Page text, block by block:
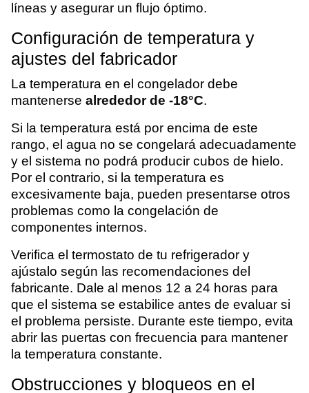
líneas y asegurar un flujo óptimo.
Configuración de temperatura y
ajustes del fabricador
La temperatura en el congelador debe
mantenerse alrededor de -18°C.
Si la temperatura está por encima de este
rango, el agua no se congelará adecuadamente
y el sistema no podrá producir cubos de hielo.
Por el contrario, si la temperatura es
excesivamente baja, pueden presentarse otros
problemas como la congelación de
componentes internos.
Verifica el termostato de tu refrigerador y
ajústalo según las recomendaciones del
fabricante. Dale al menos 12 a 24 horas para
que el sistema se estabilice antes de evaluar si
el problema persiste. Durante este tiempo, evita
abrir las puertas con frecuencia para mantener
la temperatura constante.
Obstrucciones y bloqueos en el